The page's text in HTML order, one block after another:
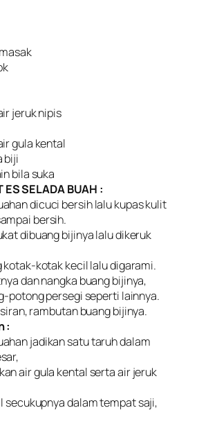
jeruk nipis
gula kental
biji
bila suka
SELADA BUAH :
dicuci bersih lalu kupas kulit
bersih.
dibuang bijinya lalu dikeruk
kotak-kotak kecil lalu digarami.
dan nangka buang bijinya,
potong persegi seperti lainnya.
rambutan buang bijinya.
:
jadikan satu taruh dalam
air gula kental serta air jeruk
secukupnya dalam tempat saji,